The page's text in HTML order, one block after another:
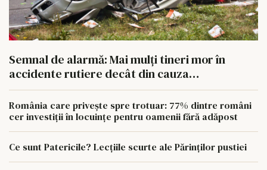
Semnal de alarmă: Mai mulți tineri mor în
accidente rutiere decât din cauza
tuberculozei și a drogurilor
România care privește spre trotuar: 77% dintre români
cer investiții în locuințe pentru oamenii fără adăpost
Ce sunt Patericile? Lecțiile scurte ale Părinților pustiei